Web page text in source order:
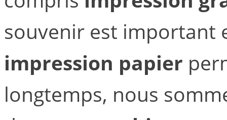
souvenir est important
impression papier
longtemps, nous